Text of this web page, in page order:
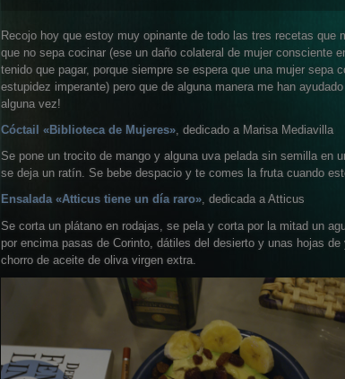
Recojo hoy que estoy muy opinante de todo las tres recetas que
que no sepa cocinar (ese un daño colateral de mujer consciente
tenido que pagar, porque siempre se espera que una mujer sepa
estupidez imperante) pero que de alguna manera me han
alguna vez!
Cóctail «Biblioteca de Mujeres», dedicado a Marisa Mediavilla
Se pone un trocito de mango y alguna uva pelada sin semilla en
se deja un ratín. Se bebe despacio y te comes la fruta cuando
Ensalada «Atticus tiene un día raro», dedicada a Atticus
Se corta un plátano en rodajas, se pela y corta por la mitad un
por encima pasas de Corinto, dátiles del desierto y unas hojas
chorro de aceite de oliva virgen extra.